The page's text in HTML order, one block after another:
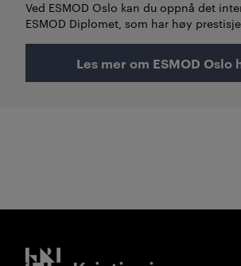
Ved ESMOD Oslo kan du oppnå det
ESMOD Diplomet, som har høy
Les mer om ESMOD Oslo
Kristiania logo